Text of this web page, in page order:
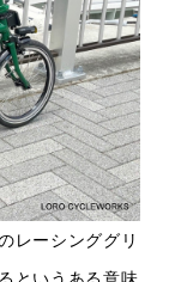
レーシンググリ
というある意味